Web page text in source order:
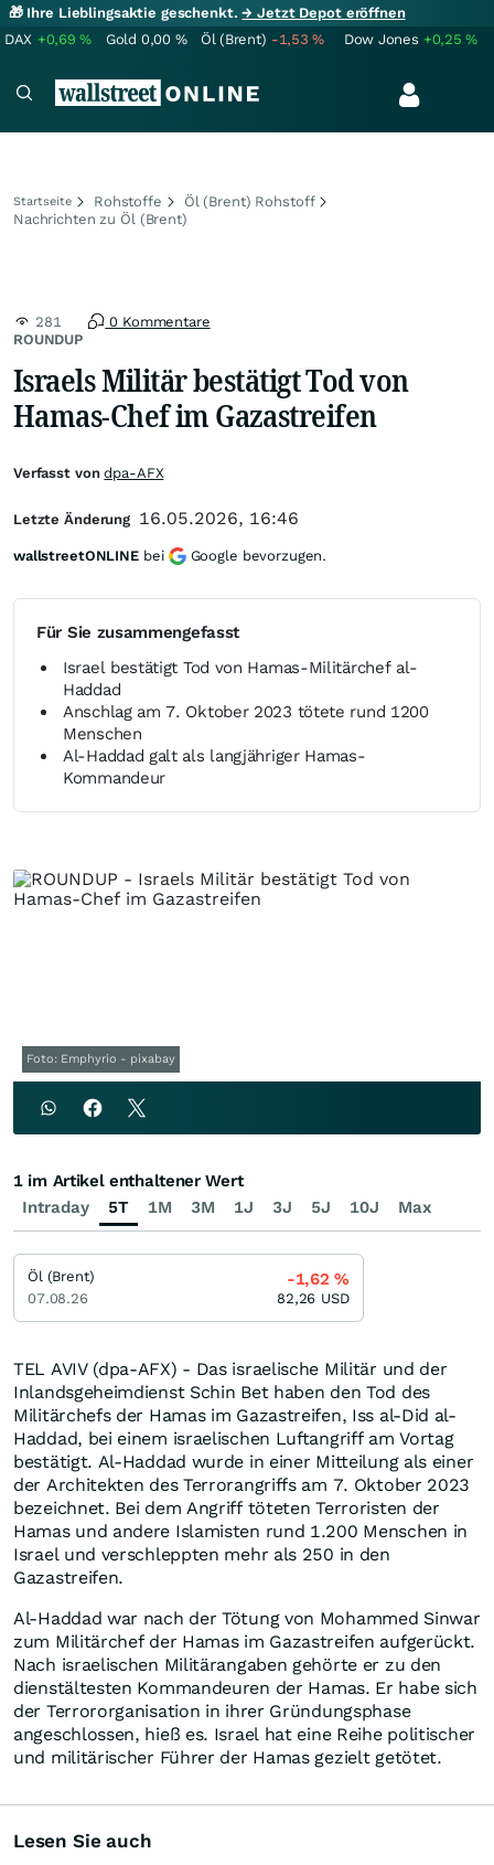
🎁 Ihre Lieblingsaktie geschenkt.→ Jetzt Depot eröffnen
DAX +0,69% Gold 0,00 % Öl (Brent) -1,53% Dow Jones +0,25%
Startseite Rohstoffe
Öl (Brent) Rohstoff
Nachrichten zu Öl (Brent)
ROUNDUP
281 0 Kommentare
Israels Militär bestätigt Tod von
Hamas-Chef im Gazastreifen
Für Sie zusammengefasst
Israel bestätigt Tod von Hamas-Militärchef al-
Haddad
Anschlag am 7. Oktober 2023 tötete rund 1200
Menschen
Al-Haddad galt als langjähriger Hamas-
Kommandeur
Foto: Emphyrio - pixabay
TEL AVIV (dpa-AFX) - Das israelische Militär und der
Inlandsgeheimdienst Schin Bet haben den Tod des
Militärchefs der Hamas im Gazastreifen, Iss al-Did al-
Haddad, bei einem israelischen Luftangriff am Vortag
bestätigt. Al-Haddad wurde in einer Mitteilung als einer
der Architekten des Terrorangriffs am 7. Oktober 2023
bezeichnet. Bei dem Angriff töteten Terroristen der
Hamas und andere Islamisten rund 1.200 Menschen in
Israel und verschleppten mehr als 250 in den
Gazastreifen.
Al-Haddad war nach der Tötung von Mohammed Sinwar
zum Militärchef der Hamas im Gazastreifen aufgerückt.
Nach israelischen Militärangaben gehörte er zu den
dienstältesten Kommandeuren der Hamas. Er habe sich
der Terrororganisation in ihrer Gründungsphase
angeschlossen, hieß es. Israel hat eine Reihe politischer
und militärischer Führer der Hamas gezielt getötet.
Lesen Sie auch
Verfasst vondpa-AFX
Letzte Änderung 16.05.2026, 16:46
wallstreetONLINE bei Google bevorzugen.
Intraday 5T 1M 3M 1J 3J 5J 10J Max
1 im Artikel enthaltener Wert
Öl (Brent)
07.08.26
-1,62%
82,26 USD